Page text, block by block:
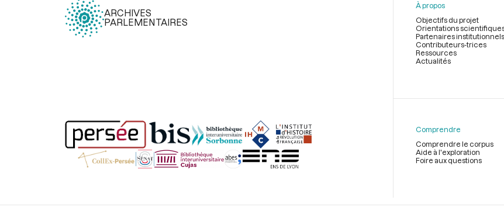
ARCHIVES
PARLEMENTAIRES
page
À propos
Objectifs du projet
Orientations
Partenaires institutionnels
Contributeurs-trices
Ressources
Actualités
Comprendre
Comprendre le corpus
Aide à l'exploration
Foire aux questions
Légal